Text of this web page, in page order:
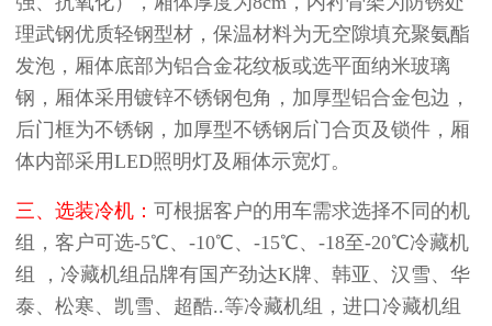
理武钢优质轻钢型材，保温材料为无空隙填充聚氨酯
发泡，厢体底部为铝合金花纹板或选平面纳米玻璃
钢，厢体采用镀锌不锈钢包角，加厚型铝合金包边，
后门框为不锈钢，加厚型不锈钢后门合页及锁件，厢
体内部采用LED照明灯及厢体示宽灯。
三、选装冷机： 可根据客户的用车需求选择不同的机
组，客户可选-5℃、-10℃、-15℃、-18至-20℃冷藏机
组 ，冷藏机组品牌有国产劲达K牌、韩亚、汉雪、华
泰、松寒、凯雪、超酷..等冷藏机组，进口冷藏机组